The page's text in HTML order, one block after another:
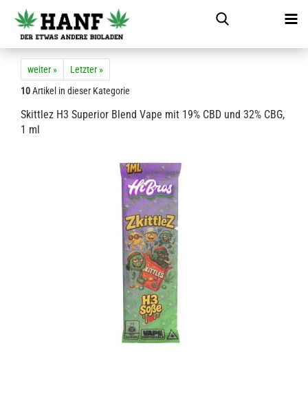
weiter »
Letzter »
10Artikel in dieser Kategorie
Skittlez H3 Superior Blend Vape mit 19% CBD und 32% CBG,
1 ml